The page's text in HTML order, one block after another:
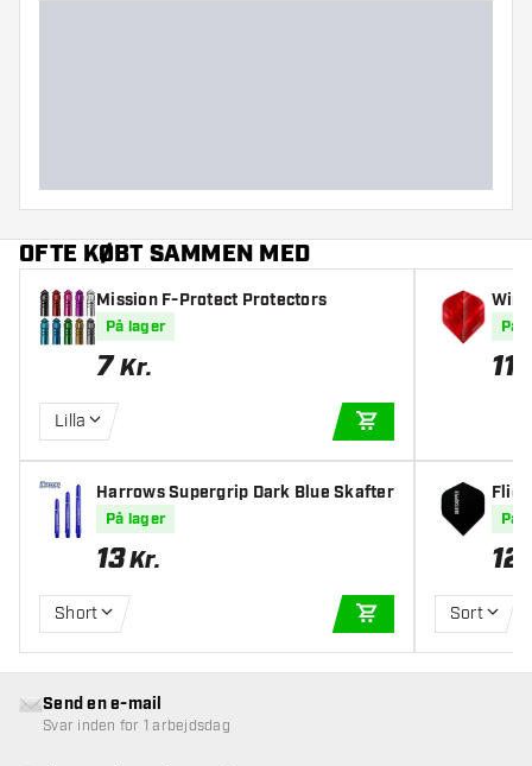
OFTE KØBT SAMMEN MED
Mission F-Protect Protectors
På lager
7 Kr.
Lilla
Harrows Supergrip Dark Blue Skafter
På lager
13Kr.
Short
TILFØJ TIL KURV
På
11
æt)
På
Sort
Send en e-mail
Svar inden for 1 arbejdsdag